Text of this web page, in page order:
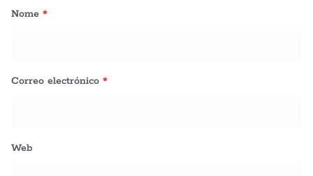
Nome *
Correo electrónico *
Web